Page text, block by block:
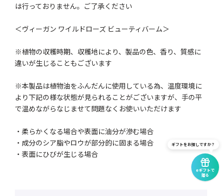
は行っておりません。ご了承ください
＜ヴィーガン ワイルドローズ ビューティバーム＞
※植物の収穫時期、収穫地により、製品の色、香り、質感に
違いが生じることもございます
※本製品は植物油をふんだんに使用している為、温度環境に
より下記の様な状態が見られることがございますが、手の平
で温めながらなじませて問題なくお使いいただけます
・柔らかくなる場合や表面に油分が滲む場合
・成分のシア脂やロウが部分的に固まる場合
・表面にひびが生じる場合
eギフトで
贈る
ギフトをお探しですか？